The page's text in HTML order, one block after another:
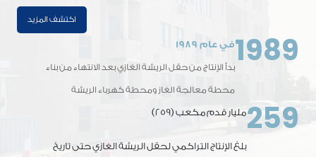
اكتشف المزيد
1989في عام 1989
بدأ الإنتاج من حقل الريشة الغازي بعد الانتهاء من بناء
محطة معالجة الغاز ومحطة كهرباء الريشة
259(259) مليار قدم مكعب
بلغ الإنتاج التراكمي لحقل الريشة الغازي حتى تاريخ